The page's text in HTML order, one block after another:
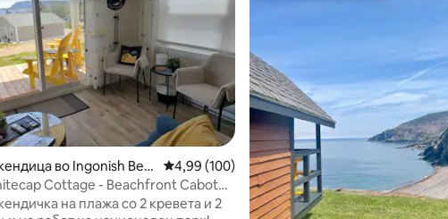
4,94 од 5, 124 рецензии
во Ingonish Bea
Просечна оцена: 4,99 од 5, 100 рецензии
4,99 (100)
Cottage - Beachfront Cabot
на плажа со 2 кревета и 2